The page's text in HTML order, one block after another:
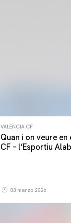
VALENCIA CF
Quan i on veure
CF – l’Esportiu
03 marzo 2026